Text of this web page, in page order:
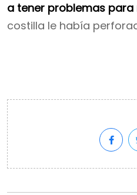
a tener problemas para
costilla le había